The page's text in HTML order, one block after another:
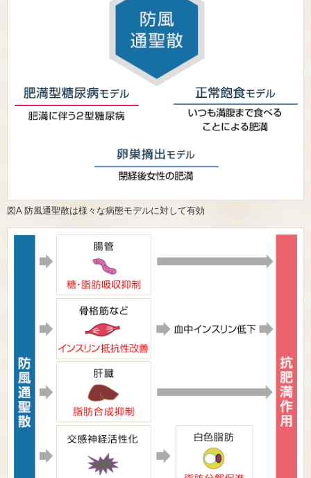
図A 防風通聖散は様々な病態モデルに対して有効